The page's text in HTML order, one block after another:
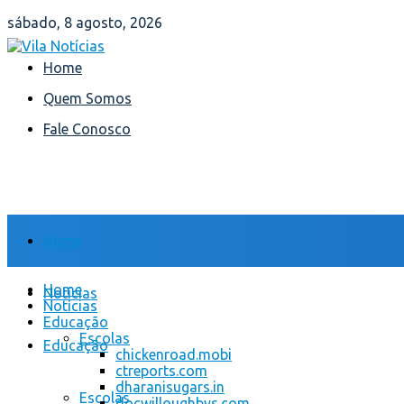
sábado, 8 agosto, 2026
Home
Quem Somos
Fale Conosco
Home
Notícias
Educação
Escolas
Home
Notícias
Educação
Escolas
chickenroad.mobi
ctreports.com
dharanisugars.in